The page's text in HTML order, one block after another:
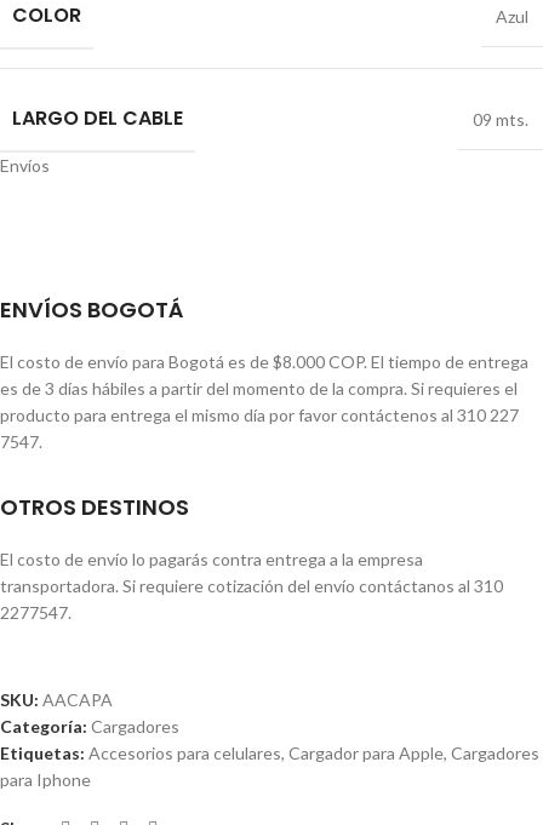
COLOR Azul
LARGO DEL CABLE 09 mts.
Envíos
ENVÍOS BOGOTÁ
El costo de envío para Bogotá es de $8.000 COP. El tiempo de entrega
es de 3 días hábiles a partir del momento de la compra. Si requieres el
producto para entrega el mismo día por favor contáctenos al 310 227
7547.
OTROS DESTINOS
El costo de envío lo pagarás contra entrega a la empresa
transportadora. Si requiere cotización del envío contáctanos al 310
2277547.
SKU: AACAPA
Categoría: Cargadores
Etiquetas: Accesorios para celulares, Cargador para Apple, Cargadores
para Iphone